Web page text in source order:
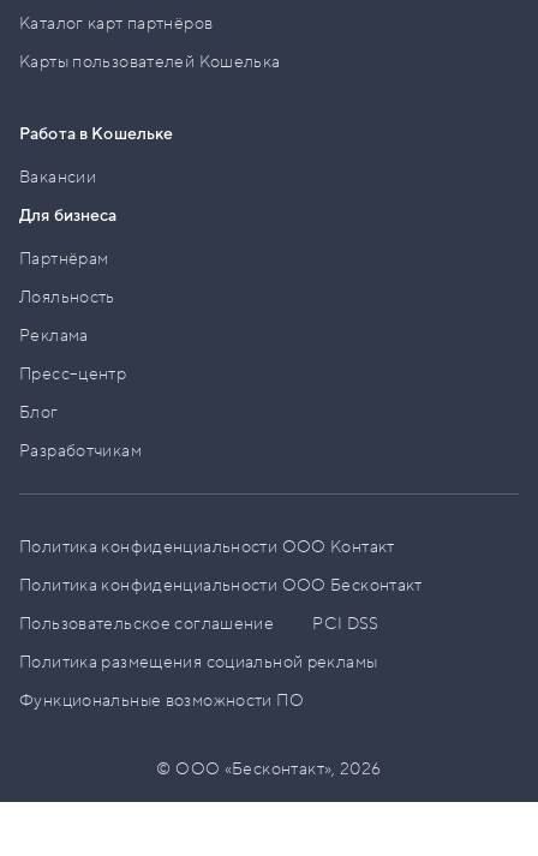
Каталог карт партнёров
Карты пользователей Кошелька
Работа в Кошельке
Вакансии
Для бизнеса
Партнёрам
Лояльность
Реклама
Пресс–центр
Блог
Разработчикам
Политика конфиденциальности ООО Контакт
Политика конфиденциальности ООО Бесконтакт
Пользовательское соглашение
PCI DSS
Политика размещения социальной рекламы
Функциональные возможности ПО
© ООО «Бесконтакт»,2026